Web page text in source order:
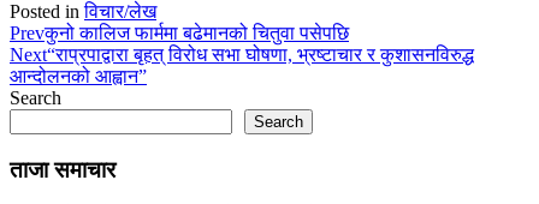
Posted inविचार/लेख
Prevकुनो कालिज फार्ममा बढेमानको चितुवा पसेपछि
Next“राप्रपाद्वारा बृहत् विरोध सभा घोषणा, भ्रष्टाचार र कुशासनविरुद्ध
आन्दोलनको आह्वान”
Search
Search
ताजा समाचार